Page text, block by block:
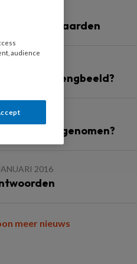
mengbeeld?
2016
medicatie genomen?
2016
meer nieuws
audience